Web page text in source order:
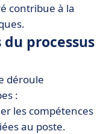
contribue à la
processus
déroule
:
les compétences
au poste.